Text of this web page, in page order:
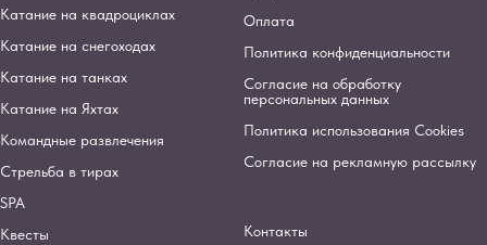
Катание на квадроциклах
Катание на снегоходах
Катание на танках
Катание на Яхтах
Командные развлечения
Стрельба в тирах
SPA
Квесты
Оплата
Политика конфиденциальности
Согласие на обработку
персональных данных
Политика использования Cookies
Согласие на рекламную рассылку
Контакты